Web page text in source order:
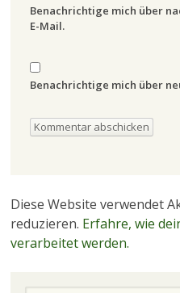
Benachrichtige mich über
E-Mail.
Benachrichtige mich über
Diese Website verwendet
reduzieren. Erfahre, wie
verarbeitet werden.